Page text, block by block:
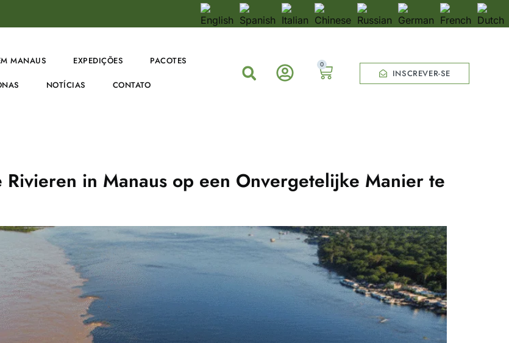
MANAUS EXPEDIÇÕES PACOTES
NOTÍCIAS CONTATO
0
INSCREVER-SE
in Manaus op een Onvergetelijke Manier te